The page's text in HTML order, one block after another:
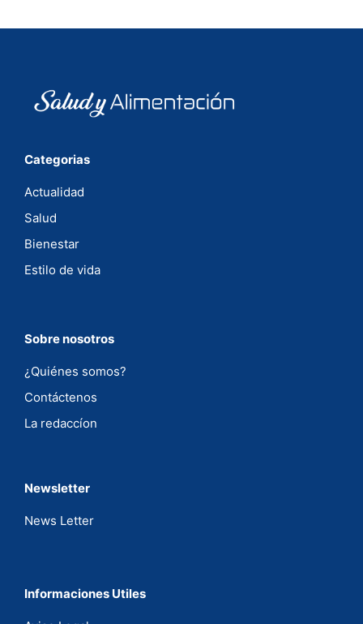
Categorias
Actualidad
Salud
Bienestar
Estilo de vida
Sobre nosotros
¿Quiénes somos?
Contáctenos
La redaccíon
Newsletter
News Letter
Informaciones Utiles